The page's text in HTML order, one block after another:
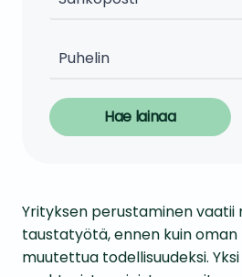
Hae lainaa
Yrityksen perustaminen vaatii
taustatyötä, ennen kuin oman
muutettua todellisuudeksi.